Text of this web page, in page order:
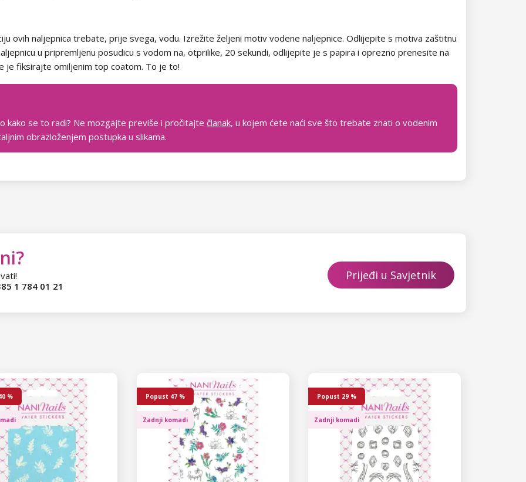
ovih naljepnica trebate, prije svega, vodu. Izrežite željeni motiv vodene naljepnice. Odlijepite s motiva zaštitnu
u pripremljenu posudicu s vodom na, otprilike, 20 sekundi, odlijepite je s papira i oprezno prenesite na
je fiksirajte omiljenim top coatom. To je to!
kako se to radi? Ne mozgajte previše i pročitajte članak, u kojem ćete naći sve što trebate znati o vodenim
obrazloženjem postupka u slikama.
1 784 01 21
Prijeđi u Savjetnik
% Popust 47 %
Zadnji komadi
Popust 29 %
Zadnji komadi